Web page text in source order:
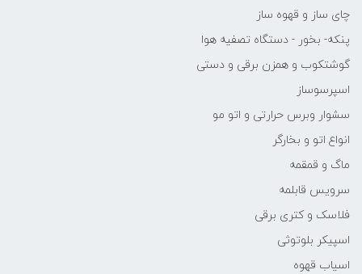
چای ساز و قهوه ساز
پنکه- بخور - دستگاه تصفیه هوا
گوشتکوب و همزن برقی و دستی
اسپرسوساز
سشوار وبرس حرارتی و اتو مو
انواع اتو و بخارگر
ماگ و قمقمه
سرویس قابلمه
فلاسک و کتری برقی
اسپیکر بلوتوثی
اسیاب قهوه